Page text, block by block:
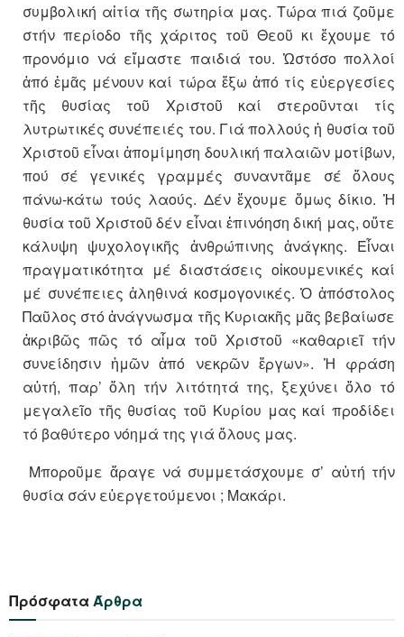
συμβολική αἰτία τῆς σωτηρία μας. Τώρα πιά ζοῦμε
στήν περίοδο τῆς χάριτος τοῦ Θεοῦ κι ἔχουμε τό
προνόμιο νά εἴμαστε παιδιά του. Ὡστόσο πολλοί
ἀπό ἐμᾶς μένουν καί τώρα ἔξω ἀπό τίς εὐεργεσίες
τῆς θυσίας τοῦ Χριστοῦ καί στεροῦνται τίς
λυτρωτικές συνέπειές του. Γιά πολλούς ἡ θυσία τοῦ
Χριστοῦ εἶναι ἀπομίμηση δουλική παλαιῶν μοτίβων,
πού σέ γενικές γραμμές συναντᾶμε σέ ὅλους
πάνω-κάτω τούς λαούς. Δέν ἔχουμε ὅμως δίκιο. Ἡ
θυσία τοῦ Χριστοῦ δέν εἶναι ἐπινόηση δική μας, οὔτε
κάλυψη ψυχολογικῆς ἀνθρώπινης ἀνάγκης. Εἶναι
πραγματικότητα μέ διαστάσεις οἰκουμενικές καί
μέ συνέπειες ἀληθινά κοσμογονικές. Ὁ ἀπόστολος
Παῦλος στό ἀνάγνωσμα τῆς Κυριακῆς μᾶς βεβαίωσε
ἀκριβῶς πῶς τό αἷμα τοῦ Χριστοῦ «καθαριεῖ τήν
συνείδησιν ἡμῶν ἀπό νεκρῶν ἔργων». Ἡ φράση
αὐτή, παρ’ ὅλη τήν λιτότητά της, ξεχύνει ὅλο τό
μεγαλεῖο τῆς θυσίας τοῦ Κυρίου μας καί προδίδει
τό βαθύτερο νόημά της γιά ὅλους μας.
Μποροῦμε ἄραγε νά συμμετάσχουμε σ’ αὐτή τήν
θυσία σάν εὐεργετούμενοι ; Μακάρι.
ΠρόσφαταΆρθρα